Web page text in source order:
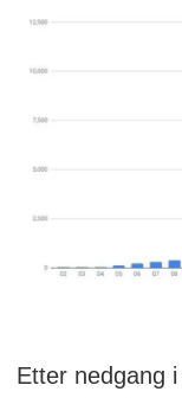
Etter nedgang